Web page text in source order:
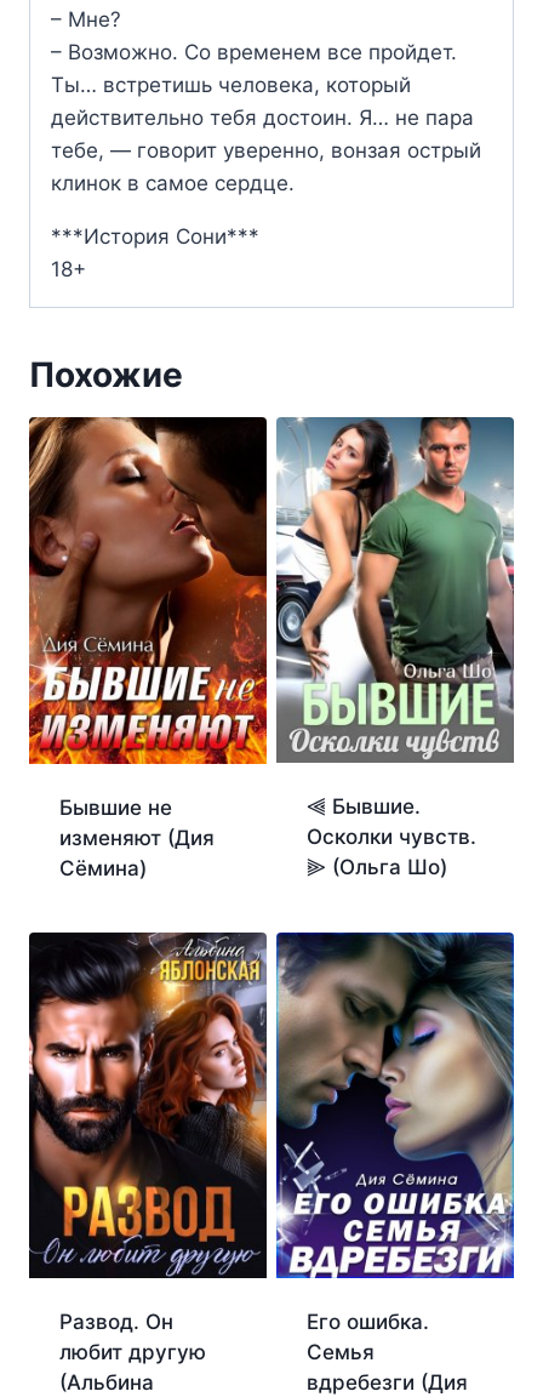
– Мне?
– Возможно. Со временем все пройдет.
Ты… встретишь человека, который
действительно тебя достоин. Я… не пара
тебе, — говорит уверенно, вонзая острый
клинок в самое сердце.
***История Сони***
18+
Похожие
Бывшие не
изменяют (Дия
Сёмина)
⫷ Бывшие.
Осколки чувств.
⫸ (Ольга Шо)
Развод. Он
любит другую
(Альбина
Его ошибка.
Семья
вдребезги (Дия